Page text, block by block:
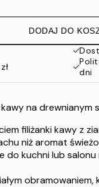
DODAJ DO
dni
na drewnianym
filiżanki kawy z
niż aromat
do kuchni lub salonu